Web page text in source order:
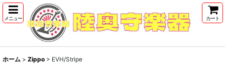
メニュー カート
ホーム > Zippo > EVH/Stripe